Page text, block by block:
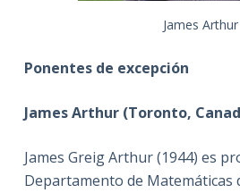
James Arthur
Ponentes de excepción
James Arthur (Toronto,
James Greig Arthur (1944) es
Departamento de Matemáticas